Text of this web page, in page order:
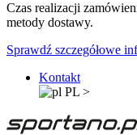
Czas realizacji
metody dostawy.
Sprawdź szczegółowe
Kontakt
PL >